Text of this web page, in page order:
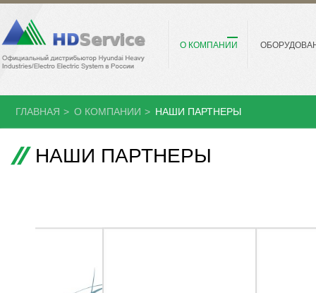
О КОМПАНИИ
ГЛАВНАЯ > О КОМПАНИИ > НАШИ ПАРТНЕРЫ
НАШИ ПАРТНЕРЫ